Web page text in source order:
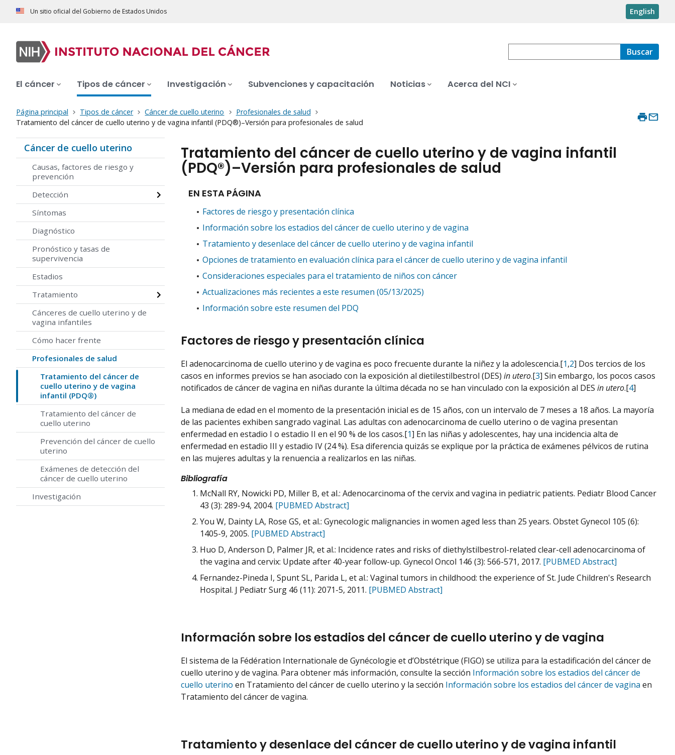
Un sitio oficial del Gobierno de Estados Unidos English
Buscar
El cáncer Tipos de cáncer Investigación Subvenciones y capacitación Noticias Acerca del NCI
Página principal Tipos de cáncer Cáncer de cuello uterino
Profesionales de salud
Tratamiento del cáncer de cuello uterino y de vagina infantil (PDQ®)–Versión para profesionales de salud
Cáncer de cuello uterino
Causas, factores de riesgo y
prevención
Detección
Síntomas
Diagnóstico
Pronóstico y tasas de
supervivencia
Estadios
Tratamiento
Cánceres de cuello uterino y de
vagina infantiles
Cómo hacer frente
Profesionales de salud
Tratamiento del cáncer de
cuello uterino y de vagina
infantil (PDQ®)
Tratamiento del cáncer de
cuello uterino
Prevención del cáncer de cuello
uterino
Exámenes de detección del
cáncer de cuello uterino
Investigación
Tratamiento del cáncer de cuello uterino y de vagina infantil
(PDQ®)–Versión para profesionales de salud
EN ESTA PÁGINA
Factores de riesgo y presentación clínica
Información sobre los estadios del cáncer de cuello uterino y de vagina
Tratamiento y desenlace del cáncer de cuello uterino y de vagina infantil
Opciones de tratamiento en evaluación clínica para el cáncer de cuello uterino y de vagina infantil
Consideraciones especiales para el tratamiento de niños con cáncer
Actualizaciones más recientes a este resumen (05/13/2025)
Información sobre este resumen del PDQ
Factores de riesgo y presentación clínica
El adenocarcinoma de cuello uterino y de vagina es poco frecuente durante la niñez y la adolescencia.[1,2] Dos tercios de los
casos en informes previos se han asociado con la exposición al dietilestilbestrol (DES) in utero.[3] Sin embargo, los pocos casos
notificados de cáncer de vagina en niñas durante la última década no se han vinculado con la exposición al DES in utero.[4]
La mediana de edad en el momento de la presentación inicial es de 15 años, con un intervalo de 7 meses a 18 años. La mayoría
de las pacientes exhiben sangrado vaginal. Las adultas con adenocarcinoma de cuello uterino o de vagina presentan
enfermedad en estadio I o estadio II en el 90 % de los casos.[1] En las niñas y adolescentes, hay una incidencia alta de
enfermedad en estadio III y estadio IV (24 %). Esa diferencia quizás se explique por la práctica de exámenes pélvicos de rutina
en las mujeres adultas y la renuencia a realizarlos en las niñas.
Bibliografía
McNall RY, Nowicki PD, Miller B, et al.: Adenocarcinoma of the cervix and vagina in pediatric patients. Pediatr Blood Cancer
43 (3): 289-94, 2004. [PUBMED Abstract]
You W, Dainty LA, Rose GS, et al.: Gynecologic malignancies in women aged less than 25 years. Obstet Gynecol 105 (6):
1405-9, 2005. [PUBMED Abstract]
Huo D, Anderson D, Palmer JR, et al.: Incidence rates and risks of diethylstilbestrol-related clear-cell adenocarcinoma of
the vagina and cervix: Update after 40-year follow-up. Gynecol Oncol 146 (3): 566-571, 2017. [PUBMED Abstract]
Fernandez-Pineda I, Spunt SL, Parida L, et al.: Vaginal tumors in childhood: the experience of St. Jude Children's Research
Hospital. J Pediatr Surg 46 (11): 2071-5, 2011. [PUBMED Abstract]
Información sobre los estadios del cáncer de cuello uterino y de vagina
El sistema de la Fédération Internationale de Gynécologie et d’Obstétrique (FIGO) se utiliza para la estadificación del cáncer de
cuello uterino y de vagina. Para obtener más información, consulte la sección Información sobre los estadios del cáncer de
cuello uterino en Tratamiento del cáncer de cuello uterino y la sección Información sobre los estadios del cáncer de vagina en
Tratamiento del cáncer de vagina.
Tratamiento y desenlace del cáncer de cuello uterino y de vagina infantil